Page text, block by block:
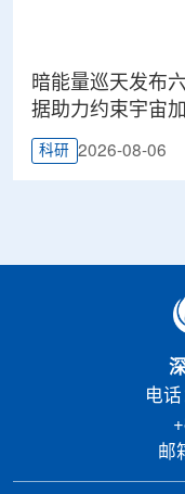
暗能量巡天发布
据助力约束宇宙
科研 2026-08-06
电
邮